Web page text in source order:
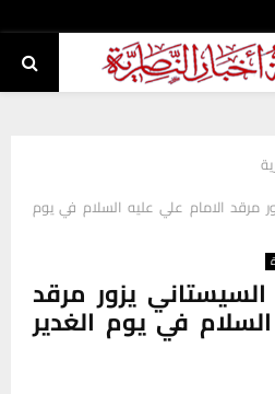
مرقد الامام علي عليه السلام في يوم
يزور مرقد
في يوم الغدير